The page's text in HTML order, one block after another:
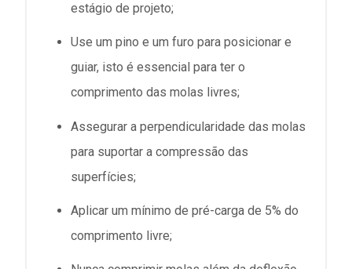
estágio de projeto;
Use um pino e um furo para posicionar e
guiar, isto é essencial para ter o
comprimento das molas livres;
Assegurar a perpendicularidade das molas
para suportar a compressão das
superfícies;
Aplicar um mínimo de pré-carga de 5% do
comprimento livre;